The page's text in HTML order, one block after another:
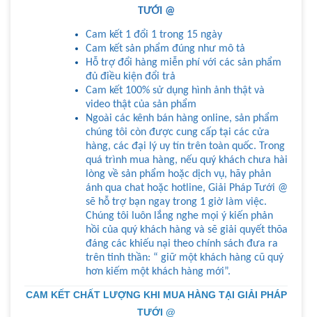
TƯỚI @
Cam kết 1 đổi 1 trong 15 ngày
Cam kết sản phẩm đúng như mô tả
Hỗ trợ đổi hàng miễn phí với các sản phẩm
đủ điều kiện đổi trả
Cam kết 100% sử dụng hình ảnh thật và
video thật của sản phẩm
Ngoài các kênh bán hàng online, sản phẩm
chúng tôi còn được cung cấp tại các cửa
hàng, các đại lý uy tín trên toàn quốc. Trong
quá trình mua hàng, nếu quý khách chưa hài
lòng về sản phẩm hoặc dịch vụ, hãy phản
ánh qua chat hoặc hotline, Giải Pháp Tưới @
sẽ hỗ trợ bạn ngay trong 1 giờ làm việc.
Chúng tôi luôn lắng nghe mọi ý kiến phản
hồi của quý khách hàng và sẽ giải quyết thõa
đáng các khiếu nại theo chính sách đưa ra
trên tinh thần: “ giữ một khách hàng cũ quý
hơn kiếm một khách hàng mới”.
CAM KẾT CHẤT LƯỢNG KHI MUA HÀNG TẠI GIẢI PHÁP
TƯỚI @